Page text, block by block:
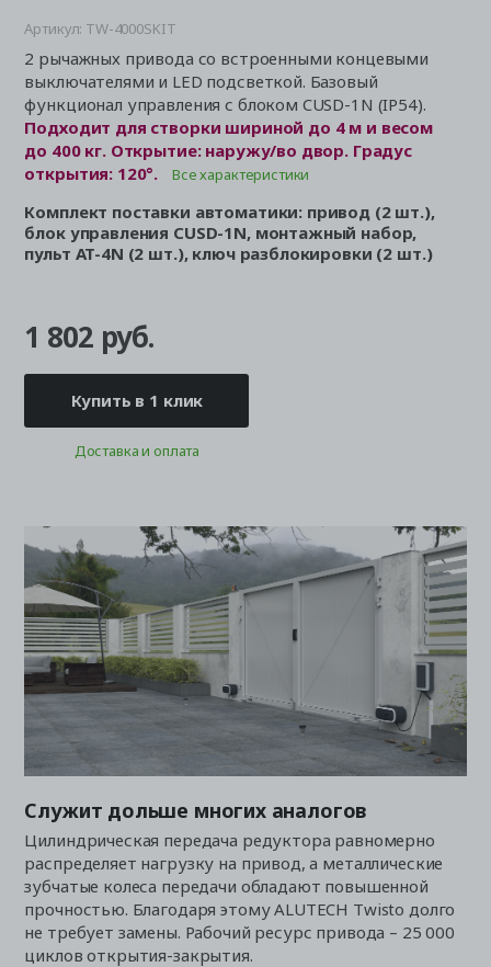
Артикул: TW-4000SKIT
2 рычажных привода со встроенными концевыми
выключателями и LED подсветкой. Базовый
функционал управления с блоком CUSD-1N (IP54).
Подходит для створки шириной до 4 м и весом
до 400 кг. Открытие: наружу/во двор. Градус
открытия: 120°.
Все характеристики
Комплект поставки автоматики: привод (2 шт.),
блок управления CUSD-1N, монтажный набор,
пульт AT-4N (2 шт.), ключ разблокировки (2 шт.)
1 802 руб.
Купить в 1 клик
Доставка и оплата
Служит дольше многих аналогов
Цилиндрическая передача редуктора равномерно
распределяет нагрузку на привод, а металлические
зубчатые колеса передачи обладают повышенной
прочностью. Благодаря этому ALUTECH Twisto долго
не требует замены. Рабочий ресурс привода – 25 000
циклов открытия-закрытия.